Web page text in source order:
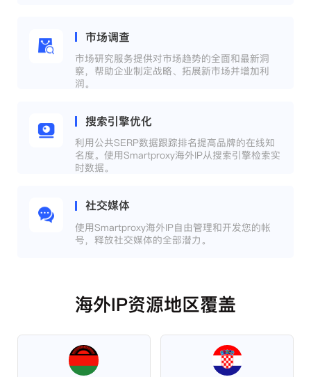
市场调查
市场研究服务提供对市场趋势的全面和最新洞
察，帮助企业制定战略、拓展新市场并增加利
润。
搜索引擎优化
利用公共SERP数据跟踪排名提高品牌的在线知
名度。使用Smartproxy海外IP从搜索引擎检索实
时数据。
社交媒体
使用Smartproxy海外IP自由管理和开发您的帐
号，释放社交媒体的全部潜力。
海外IP资源地区覆盖